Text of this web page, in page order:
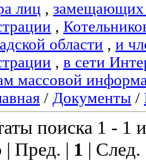
лиц , замещающих
,
области , и
, в сети
массовой
/ Документы /
поиска 1 - 1
| Пред. | 1 |